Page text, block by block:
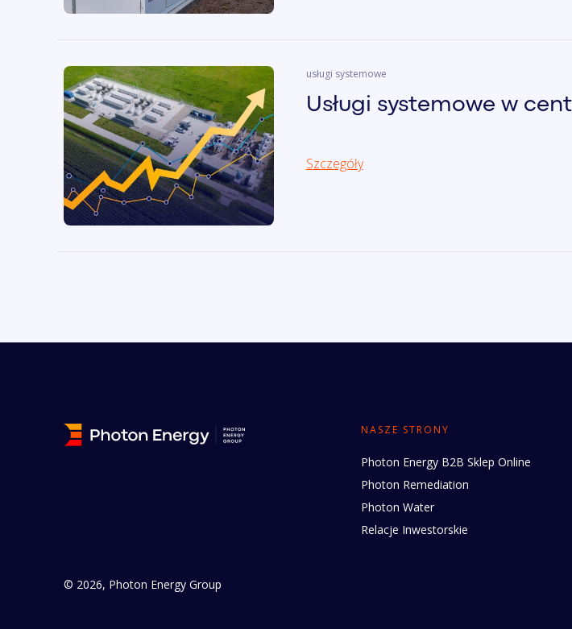
usługi systemowe
Usługi systemowe w
Szczegóły
© 2026, Photon Energy Group
NASZE STRONY
Photon Energy B2B Sklep Online
Photon Remediation
Photon Water
Relacje Inwestorskie